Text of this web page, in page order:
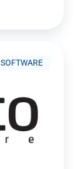
SOFTWARE